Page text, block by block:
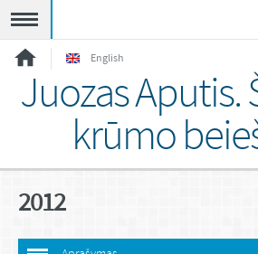
English
Juozas Aputis.
krūmo
2012